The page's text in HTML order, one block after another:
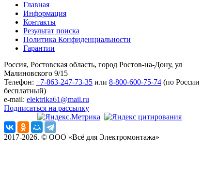
Главная
Информация
Контакты
Результат поиска
Политика Конфиденциальности
Гарантии
Россия, Ростовская область, город Ростов-на-Дону, ул
Малиновского 9/15
Телефон: +7-863-247-73-35 или 8-800-600-75-74 (по России
бесплатный)
e-mail: elektrika61@mail.ru
Подписаться на рассылку
2017-2026. © ООО «Всё для Электромонтажа»